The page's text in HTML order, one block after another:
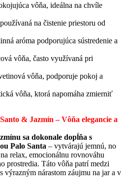
vôňa, ideálna na chvíle
na čistenie priestoru od
aróma podporujúca sústredenie a
vôňa, často využívaná pri
vôňa, podporuje pokoj a
vôňa, ktorá napomáha zmierniť
& Jazmín – Vôňa elegancie a
sa dokonale dopĺňa s
Palo Santa – vytvárajú jemnú, no
relax, emocionálnu rovnováhu
prostredia. Táto vôňa patrí medzi
výrazným nárastom záujmu na jar a v